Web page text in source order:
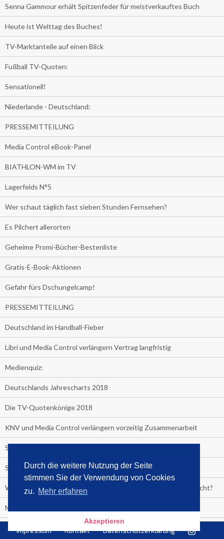
Durch die weitere Nutzung der Seite
stimmen Sie der Verwendung von Cookies
zu. Mehr erfahren
Akzeptieren
Senna Gammour erhält Spitzenfeder für meistverkauftes Buch
Heute ist Welttag des Buches!
TV-Marktanteile auf einen Blick
Fußball TV-Quoten:
Sensationell!
Niederlande - Deutschland:
PRESSEMITTEILUNG
Media Control eBook-Panel
BIATHLON-WM im TV
Lagerfelds N°5
Wer schaut täglich fast sieben Stunden Fernsehen?
Es Pilchert allerorten
Geheime Promi-Bücher-Bestenliste
Gratis-E-Book-Aktionen
Gefahr fürs Dschungelcamp!
PRESSEMITTEILUNG
Deutschland im Handball-Fieber
Libri und Media Control verlängern Vertrag langfristig
Medienquiz:
Deutschlands Jahrescharts 2018
Die TV-Quotenkönige 2018
KNV und Media Control verlängern vorzeitig Zusammenarbeit
STRENG VERTRAULICH
Streaming verändert TV?
Welcher TV-Sender hat seine Marktanteile seit 2013 vervierfacht?
Michelle for President!
Das gruseligste Buch aller Zeiten
Impressum Kontakt Datenschutzerklärung